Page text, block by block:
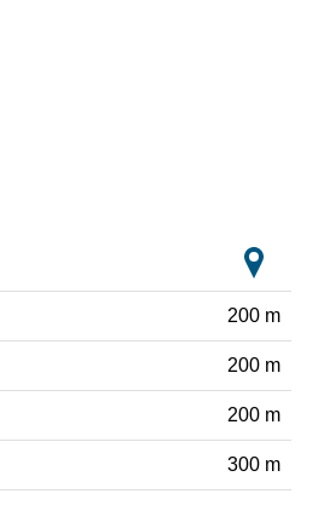
200 m
200 m
200 m
300 m